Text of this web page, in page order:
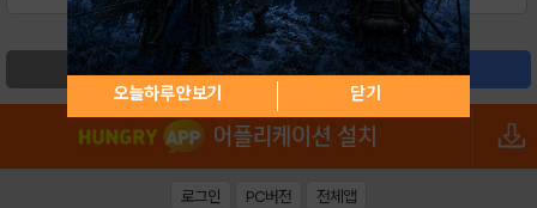
검색 글쓰기
오늘하루 안보기 닫기
로그인 PC버전 전체앱